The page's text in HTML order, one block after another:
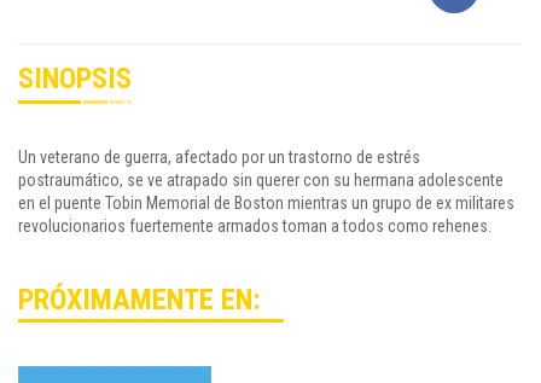
SINOPSIS
Un veterano de guerra, afectado por un trastorno de estrés
postraumático, se ve atrapado sin querer con su hermana adolescente
en el puente Tobin Memorial de Boston mientras un grupo de ex militares
revolucionarios fuertemente armados toman a todos como rehenes.
PRÓXIMAMENTE EN: